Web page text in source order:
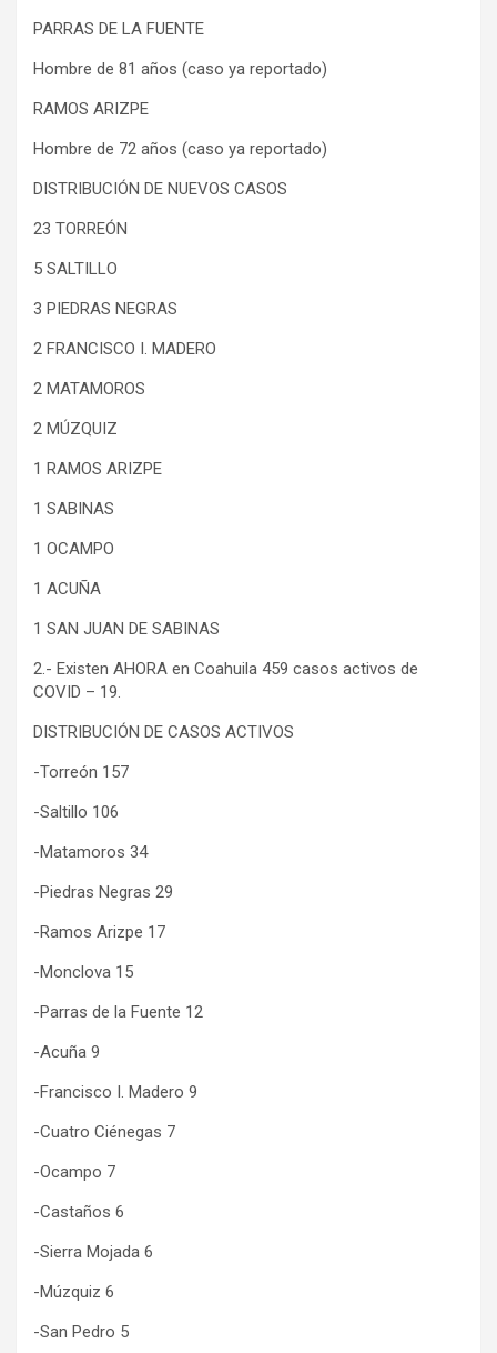
PARRAS DE LA FUENTE
Hombre de 81 años (caso ya reportado)
RAMOS ARIZPE
Hombre de 72 años (caso ya reportado)
DISTRIBUCIÓN DE NUEVOS CASOS
23 TORREÓN
5 SALTILLO
3 PIEDRAS NEGRAS
2 FRANCISCO I. MADERO
2 MATAMOROS
2 MÚZQUIZ
1 RAMOS ARIZPE
1 SABINAS
1 OCAMPO
1 ACUÑA
1 SAN JUAN DE SABINAS
2.- Existen AHORA en Coahuila 459 casos activos de
COVID – 19.
DISTRIBUCIÓN DE CASOS ACTIVOS
-Torreón 157
-Saltillo 106
-Matamoros 34
-Piedras Negras 29
-Ramos Arizpe 17
-Monclova 15
-Parras de la Fuente 12
-Acuña 9
-Francisco I. Madero 9
-Cuatro Ciénegas 7
-Ocampo 7
-Castaños 6
-Sierra Mojada 6
-Múzquiz 6
-San Pedro 5